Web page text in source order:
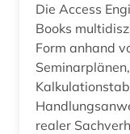
bgvr (1)
bibliothek (2)
Die Access
Books
Form anhand
realer